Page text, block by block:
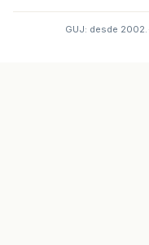
GUJ: desde 2002.